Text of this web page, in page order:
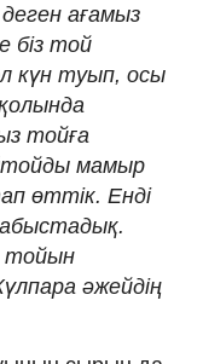
ағамыз
біз той
күн туып, осы
тойға
мамыр
өттік. Енді
тойын
әжейдің